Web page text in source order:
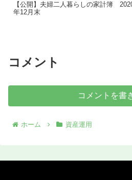
【公開】夫婦二人暮らしの家計簿
年12月末
コメント
コメントを書
ホーム 資産運用